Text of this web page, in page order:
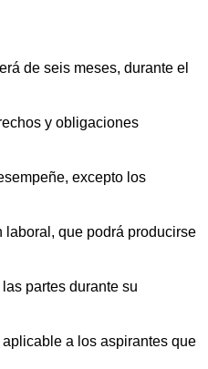
de seis meses, durante el
y obligaciones
excepto los
laboral, que podrá producirse
partes durante su
a los aspirantes que